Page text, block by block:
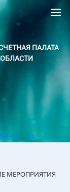
ПАЛАТА
МЕРОПРИЯТИЯ